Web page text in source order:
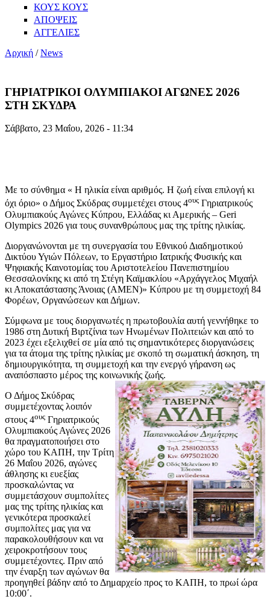
ΚΟΥΣ ΚΟΥΣ
ΑΠΟΨΕΙΣ
ΑΓΓΕΛΙΕΣ
Αρχική /News
ΓΗΡΙΑΤΡΙΚΟΙ ΟΛΥΜΠΙΑΚΟΙ ΑΓΩΝΕΣ 2026
ΣΤΗ ΣΚΥΔΡΑ
Σάββατο, 23 Μαΐου, 2026 - 11:34
Με το σύνθημα « Η ηλικία είναι αριθμός. Η ζωή είναι επιλογή κι
όχι όριο» ο Δήμος Σκύδρας συμμετέχει στους 4ους Γηριατρικούς
Ολυμπιακούς Αγώνες Κύπρου, Ελλάδας κι Αμερικής – Geri
Olympics 2026 για τους συνανθρώπους μας της τρίτης ηλικίας.
Διοργανώνονται με τη συνεργασία του Εθνικού Διαδημοτικού
Δικτύου Υγιών Πόλεων, το Εργαστήριο Ιατρικής Φυσικής και
Ψηφιακής Καινοτομίας του Αριστοτελείου Πανεπιστημίου
Θεσσαλονίκης κι από τη Στέγη Καϊμακλίου «Αρχάγγελος Μιχαήλ
κι Αποκατάστασης Άνοιας (ΑΜΕΝ)» Κύπρου με τη συμμετοχή 84
Φορέων, Οργανώσεων και Δήμων.
Σύμφωνα με τους διοργανωτές η πρωτοβουλία αυτή γεννήθηκε το
1986 στη Δυτική Βιρτζίνια των Ηνωμένων Πολιτειών και από το
2023 έχει εξελιχθεί σε μία από τις σημαντικότερες διοργανώσεις
για τα άτομα της τρίτης ηλικίας με σκοπό τη σωματική άσκηση, τη
δημιουργικότητα, τη συμμετοχή και την ενεργό γήρανση ως
αναπόσπαστο μέρος της κοινωνικής ζωής.
Ο Δήμος Σκύδρας
συμμετέχοντας λοιπόν
στους 4ους Γηριατρικούς
Ολυμπιακούς Αγώνες 2026
θα πραγματοποιήσει στο
χώρο του ΚΑΠΗ, την Τρίτη
26 Μαΐου 2026, αγώνες
άθλησης κι ευεξίας
προσκαλώντας να
συμμετάσχουν συμπολίτες
μας της τρίτης ηλικίας και
γενικότερα προσκαλεί
συμπολίτες μας για να
παρακολουθήσουν και να
χειροκροτήσουν τους
συμμετέχοντες. Πριν από
την έναρξη των αγώνων θα
προηγηθεί βάδην από το Δημαρχείο προς το ΚΑΠΗ, το πρωί ώρα
10:00΄.